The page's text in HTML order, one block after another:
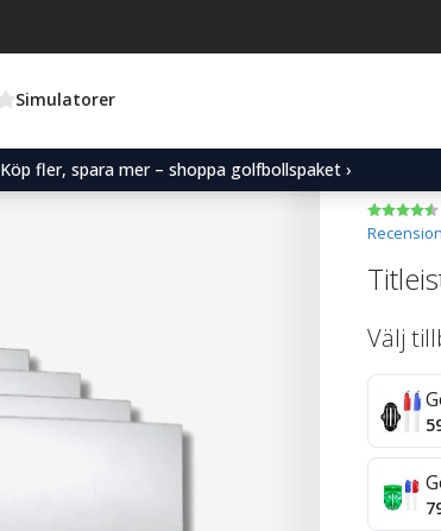
Simulatorer
Köp fler, spara mer – shoppa golfbollspaket ›
Välj